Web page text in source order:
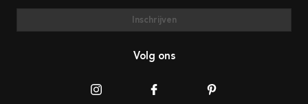
Inschrijven
Volg ons